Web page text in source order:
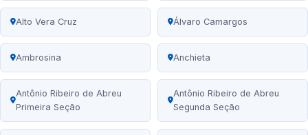
Alto Vera Cruz Álvaro Camargos
Ambrosina Anchieta
Antônio Ribeiro de Abreu
Primeira Seção
Antônio Ribeiro de Abreu
Segunda Seção